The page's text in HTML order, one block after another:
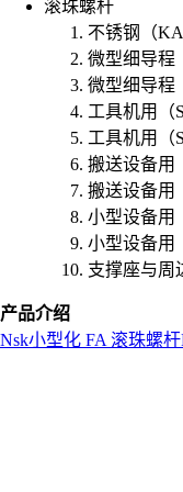
滚珠螺杆
不锈钢（KA
微型细导程
微型细导程
工具机用（
工具机用（
搬送设备用
搬送设备用
小型设备用
小型设备用
支撑座与周
产品介绍
Nsk小型化 FA 滚珠螺杆